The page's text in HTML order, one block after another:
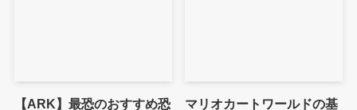
【ARK】最恐のおすすめ恐
マリオカートワールドの基